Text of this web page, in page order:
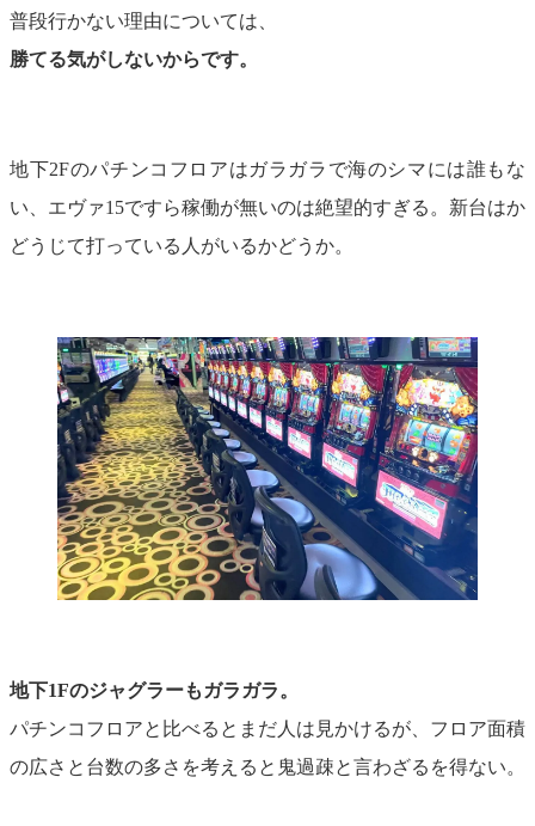
普段行かない理由については、
勝てる気がしないからです。
地下2Fのパチンコフロアはガラガラで海のシマには誰もな
い、エヴァ15ですら稼働が無いのは絶望的すぎる。新台はか
どうじて打っている人がいるかどうか。
地下1Fのジャグラーもガラガラ。
パチンコフロアと比べるとまだ人は見かけるが、フロア面積
の広さと台数の多さを考えると鬼過疎と言わざるを得ない。